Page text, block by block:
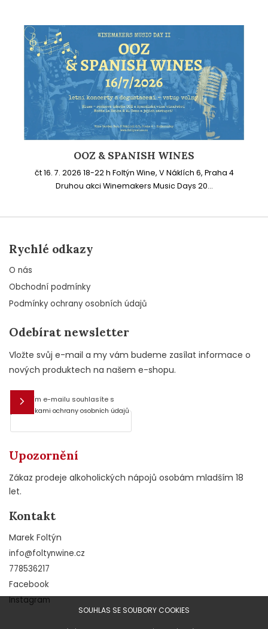
SOUHLAS SE SOUBORY COOKIES
OOZ & SPANISH WINES
čt 16. 7. 2026 18-22 h Foltýn Wine, V Náklích 6, Praha 4
Druhou akci Winemakers Music Days 20...
Rychlé odkazy
O nás
Obchodní podmínky
Podmínky ochrany osobních údajů
Odebírat newsletter
Vložte svůj e-mail a my vám budeme zasílat informace o
nových produktech na našem e-shopu.
E-mail
Vložením e-mailu souhlasíte s
podmínkami ochrany osobních údajů
Upozornění
Zákaz prodeje alkoholických nápojů osobám mladším 18
let.
Kontakt
Marek Foltýn
info@foltynwine.cz
778536217
Facebook
Instagram